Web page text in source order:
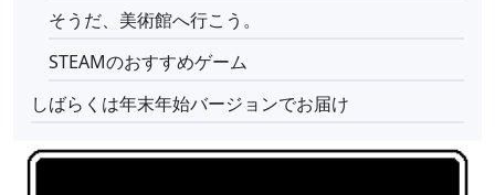
そうだ、美術館へ行こう。
STEAMのおすすめゲーム
しばらくは年末年始バージョンでお届け